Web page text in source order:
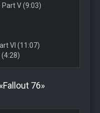
V (9:03)
VI (11:07)
(4:28)
76»